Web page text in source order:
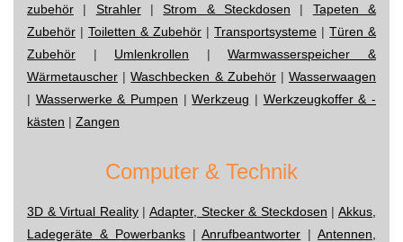
zubehör | Strahler|Strom & Steckdosen | Tapeten &
Zubehör | Toiletten & Zubehör | Transportsysteme | Türen &
Zubehör | Umlenkrollen |Warmwasserspeicher &
Wärmetauscher |Waschbecken & Zubehör|Wasserwaagen
| Wasserwerke & Pumpen |Werkzeug | Werkzeugkoffer & -
kästen | Zangen
Computer & Technik
3D & Virtual Reality|Adapter, Stecker & Steckdosen |Akkus,
Ladegeräte & Powerbanks|Anrufbeantworter |Antennen,